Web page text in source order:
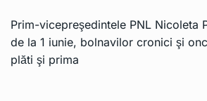
Prim-vicepreşedintele PNL Nicoleta
de la 1 iunie, bolnavilor cronici şi
plăti şi prima